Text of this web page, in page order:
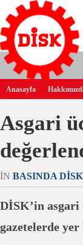
Anasayfa
Asgari
IN BASINDA DİSK
DİSK’in
gazetelerde